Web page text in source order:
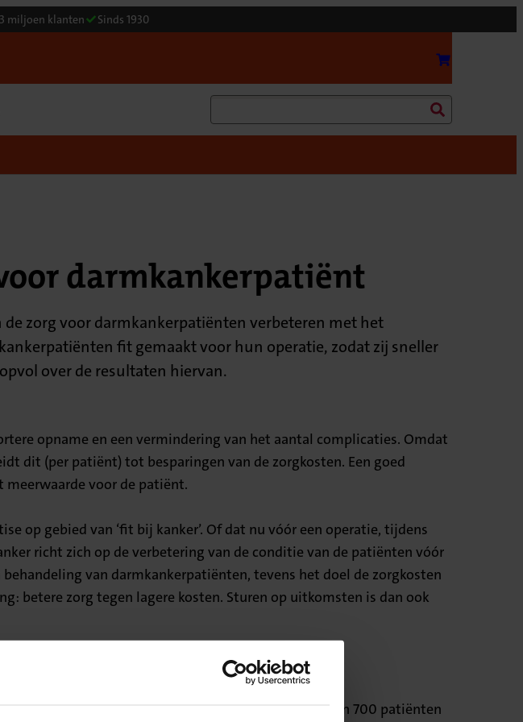
miljoen klanten Sinds 1930
darmkankerpatiënt
zorg voor darmkankerpatiënten verbeteren met het
fit gemaakt voor hun operatie, zodat zij sneller
over de resultaten hiervan.
opname en een vermindering van het aantal complicaties. Omdat
dit (per patiënt) tot besparingen van de zorgkosten. Een goed
voor de patiënt.
op gebied van ‘fit bij kanker’. Of dat nu vóór een operatie, tijdens
richt zich op de verbetering van de conditie van de patiënten vóór
van darmkankerpatiënten, tevens het doel de zorgkosten
betere zorg tegen lagere kosten. Sturen op uitkomsten is dan ook
studie waarbij in zeven landen en in zes ziekenhuizen 700 patiënten